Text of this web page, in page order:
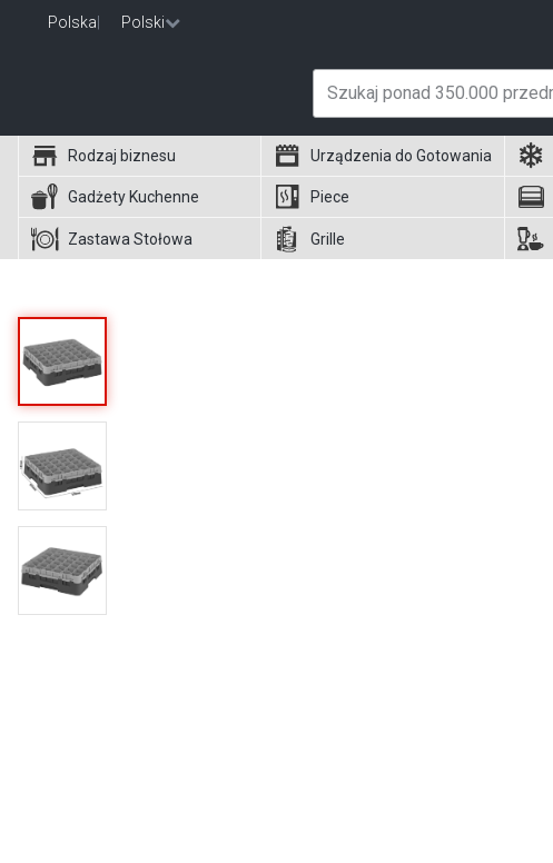
Polska Polski
Rodzaj biznesu Urządzenia do Gotowania
Gadżety Kuchenne Piece
Zastawa Stołowa Grille